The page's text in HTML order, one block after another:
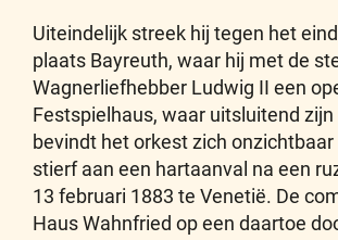
Uiteindelijk streek hij tegen het
plaats Bayreuth, waar hij met de
Wagnerliefhebber Ludwig II een
Festspielhaus, waar uitsluitend
bevindt het orkest zich
stierf aan een hartaanval na een
13 februari 1883 te Venetië. De
Haus Wahnfried op een daartoe